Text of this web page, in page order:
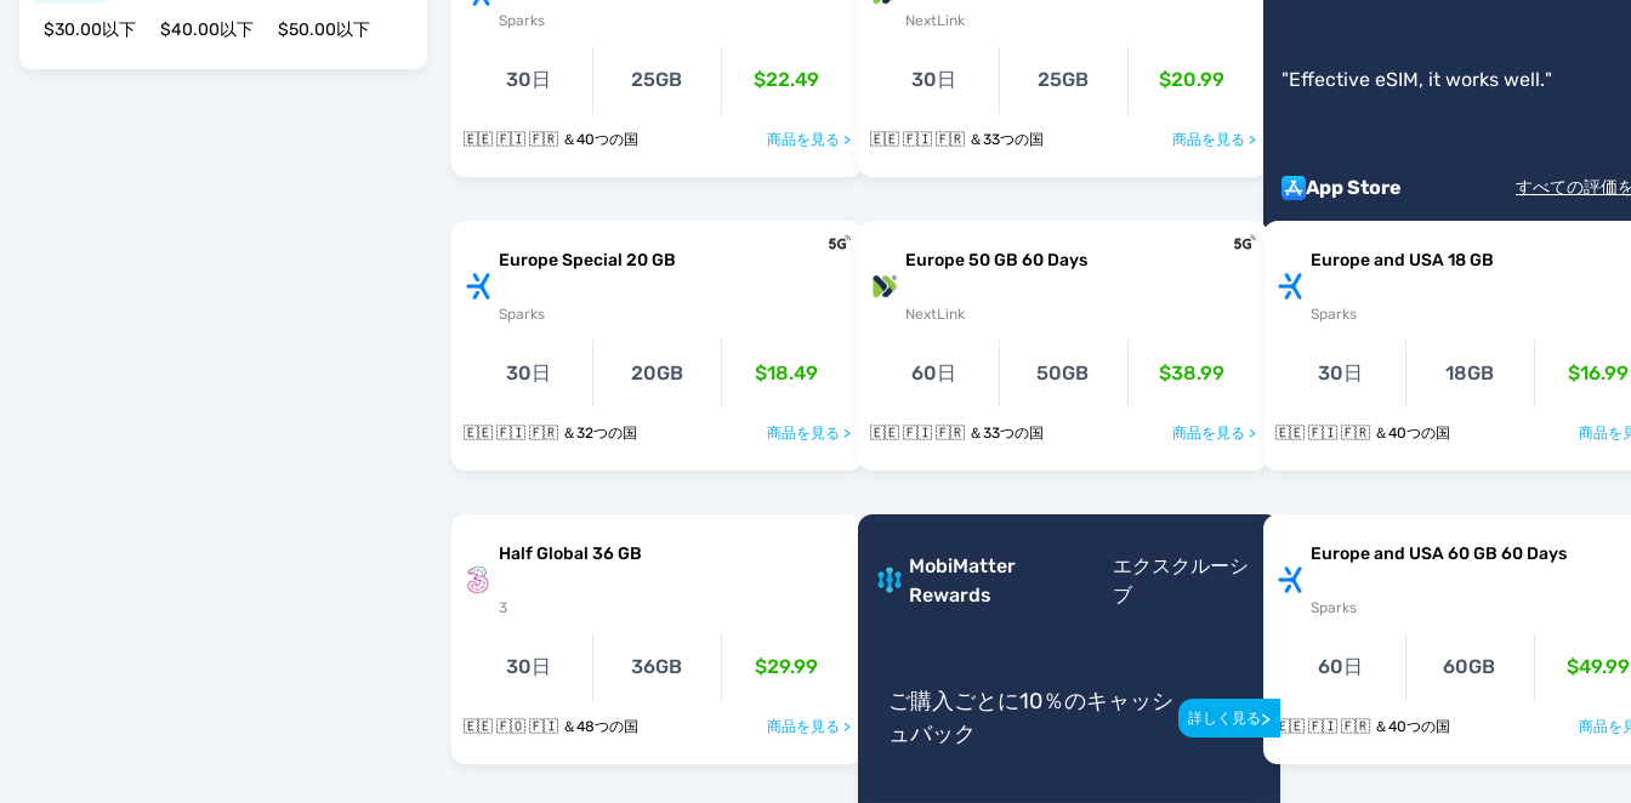
$30.00以下 $40.00以下 $50.00以下 Sparks
30日 25GB $22.49
🇪🇪 🇫🇮 🇫🇷 ＆40つの国 商品を見る >
NextLink
30日 25GB $20.99
🇪🇪 🇫🇮 🇫🇷 ＆33つの国 商品を見る >
"Effective eSIM, it works well."
App Store すべての評価
Europe Special 20 GB
Sparks
30日 20GB $18.49
🇪🇪 🇫🇮 🇫🇷 ＆32つの国 商品を見る >
Europe 50 GB 60 Days
NextLink
60日 50GB $38.99
🇪🇪 🇫🇮 🇫🇷 ＆33つの国 商品を見る >
Europe and USA 18 GB
Sparks
30日 18GB $16.99
🇪🇪 🇫🇮 🇫🇷 ＆40つの国 商品を
Half Global 36 GB
3
30日 36GB $29.99
🇪🇪 🇫🇴 🇫🇮 ＆48つの国 商品を見る >
MobiMatter
Rewards
エクスクルーシ
ブ
ご購入ごとに10％のキャッシ
ュバック
詳しく見る>
Europe and USA 60 GB 60 Days
Sparks
60日 60GB $49.99
🇪🇪 🇫🇮 🇫🇷 ＆40つの国 商品を